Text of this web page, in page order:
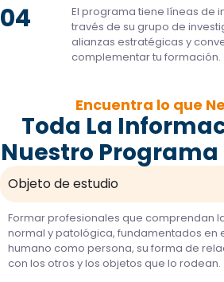
04
El programa tiene líneas de
través de su grupo de
alianzas estratégicas y
complementar tu formación.
Encuentra lo que
Toda La
Nuestro
Objeto de estudio
Formar profesionales que comprendan
normal y patológica, fundamentados en
humano como persona, su forma de
con los otros y los objetos que lo rodean.